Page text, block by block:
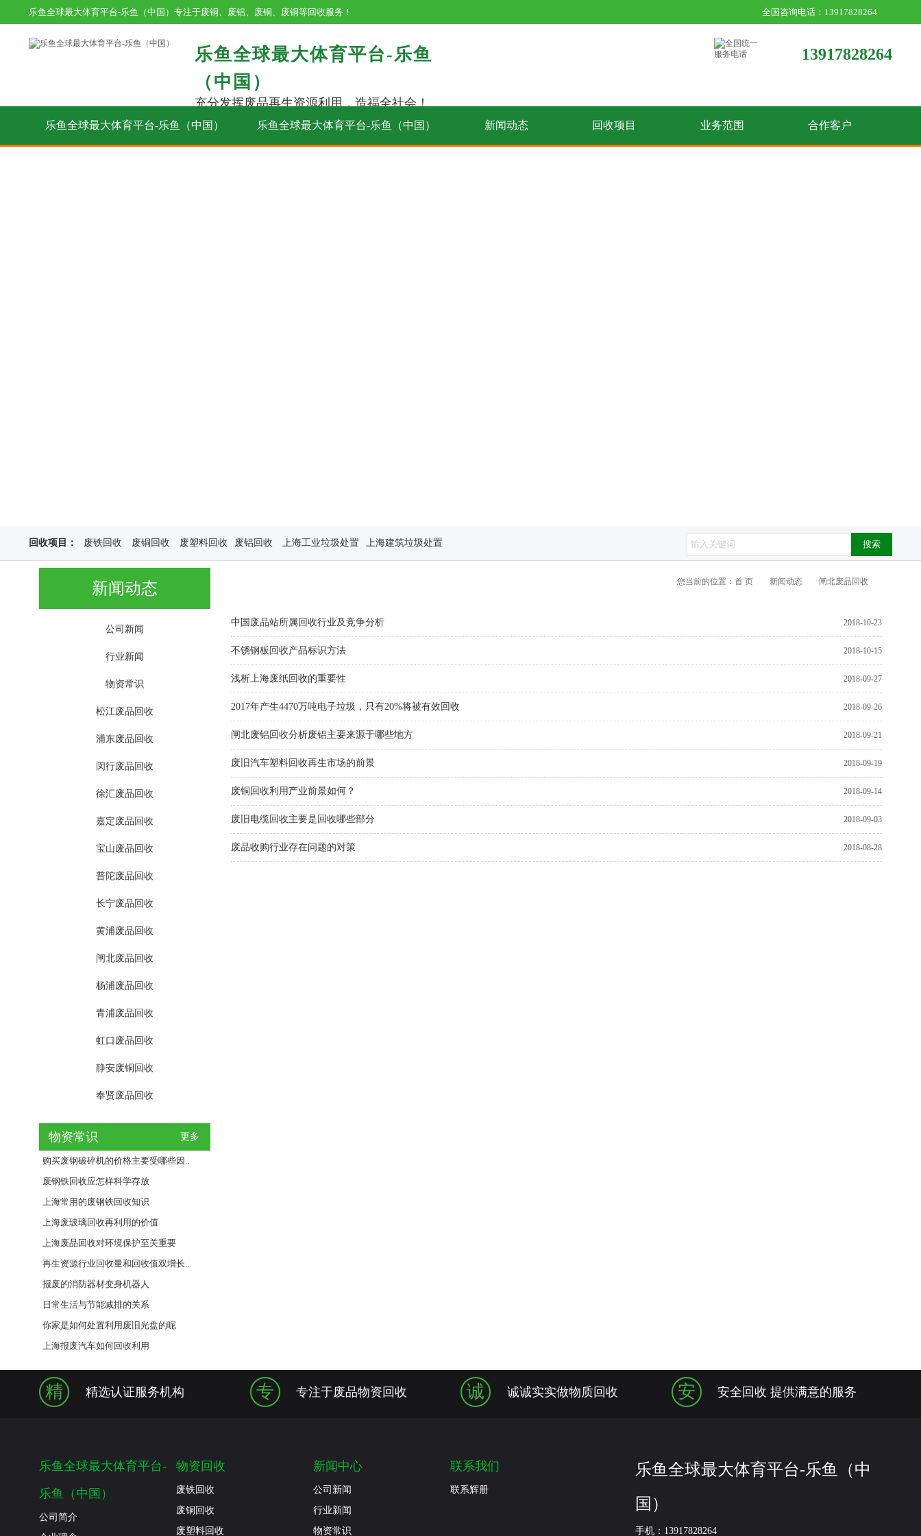
乐鱼全球最大体育平台-乐鱼（中国）专注于废铜、废铝、废铜、废铜等回收服务！ 全国咨询电话：13917828264
乐鱼全球最大体育平台-乐鱼
（中国）
充分发挥废品再生资源利用，造福全社会！
13917828264
乐鱼全球最大体育平台-乐鱼（中国） 乐鱼全球最大体育平台-乐鱼（中国） 新闻动态 回收项目 业务范围 合作客户
回收项目： 废铁回收 废铜回收 废塑料回收 废铝回收 上海工业垃圾处置 上海建筑垃圾处置 搜索
新闻动态
公司新闻
行业新闻
物资常识
松江废品回收
浦东废品回收
闵行废品回收
徐汇废品回收
嘉定废品回收
宝山废品回收
普陀废品回收
长宁废品回收
黄浦废品回收
闸北废品回收
杨浦废品回收
青浦废品回收
虹口废品回收
静安废铜回收
奉贤废品回收
物资常识 更多
购买废钢破碎机的价格主要受哪些因..
废钢铁回收应怎样科学存放
上海常用的废钢铁回收知识
上海废玻璃回收再利用的价值
上海废品回收对环境保护至关重要
再生资源行业回收量和回收值双增长..
报废的消防器材变身机器人
日常生活与节能减排的关系
你家是如何处置利用废旧光盘的呢
上海报废汽车如何回收利用
您当前的位置： 首 页 新闻动态 闸北废品回收
中国废品站所属回收行业及竞争分析 2018-10-23
不锈钢板回收产品标识方法 2018-10-15
浅析上海废纸回收的重要性 2018-09-27
2017年产生4470万吨电子垃圾，只有20%将被有效回收 2018-09-26
闸北废铝回收分析废铝主要来源于哪些地方 2018-09-21
废旧汽车塑料回收再生市场的前景 2018-09-19
废铜回收利用产业前景如何？ 2018-09-14
废旧电缆回收主要是回收哪些部分 2018-09-03
废品收购行业存在问题的对策 2018-08-28
精 精选认证服务机构 专 专注于废品物资回收 诚 诚诚实实做物质回收 安 安全回收 提供满意的服务
乐鱼全球最大体育平台-
乐鱼（中国）
公司简介
物资回收
废铁回收
废铜回收
废塑料回收
新闻中心
公司新闻
行业新闻
物资常识
联系我们
联系辉册
乐鱼全球最大体育平台-乐鱼（中
国）
手机：13917828264